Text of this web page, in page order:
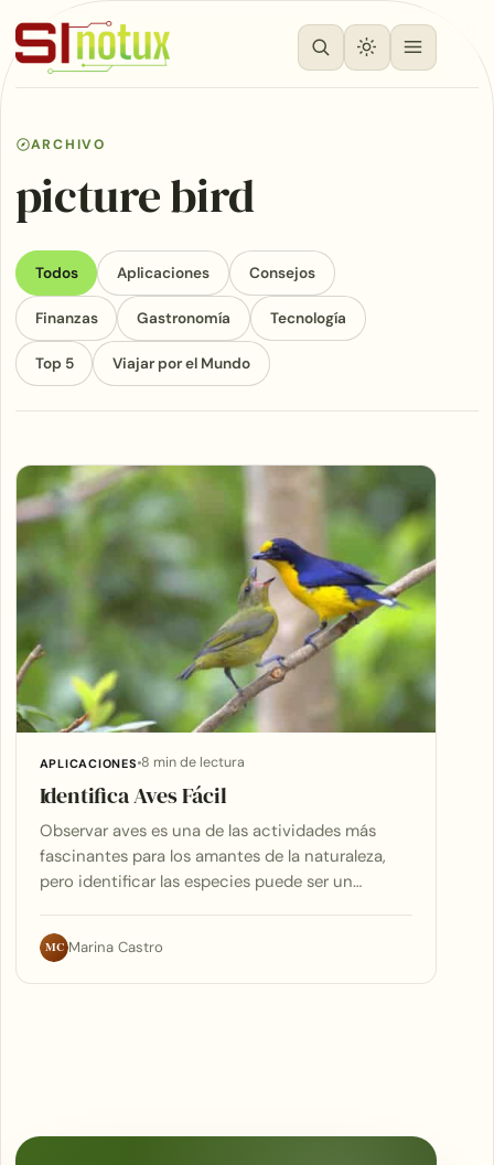
ARCHIVO
picture bird
Todos Aplicaciones Consejos
Finanzas Gastronomía Tecnología
Top 5 Viajar por el Mundo
Articles
APLICACIONES 8 min de lectura
Identifica Aves Fácil
Observar aves es una de las actividades más
fascinantes para los amantes de la naturaleza,
pero identificar las especies puede ser un…
MC Marina Castro